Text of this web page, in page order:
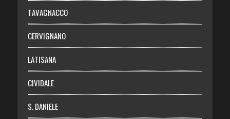
Chi siamo
Abbonati
Login
TAVAGNACCO
CERVIGNANO
LATISANA
CIVIDALE
S. DANIELE